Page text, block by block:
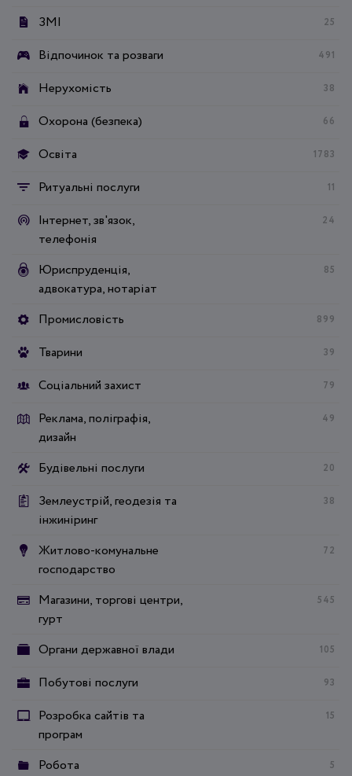
ЗМІ 25
Відпочинок та розваги 491
Нерухомість 38
Охорона (безпека) 66
Освіта 1783
Ритуальні послуги 11
Інтернет, зв'язок,
телефонія
24
Юриспруденція,
адвокатура, нотаріат
85
Промисловість 899
Тварини 39
Соціальний захист 79
Реклама, поліграфія,
дизайн
49
Будівельні послуги 20
Землеустрій, геодезія та
інжиніринг
38
Житлово-комунальне
господарство
72
Магазини, торгові центри,
гурт
545
Органи державної влади 105
Побутові послуги 93
Розробка сайтів та
програм
15
Робота 5